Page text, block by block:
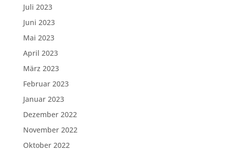
Juli 2023
Juni 2023
Mai 2023
April 2023
März 2023
Februar 2023
Januar 2023
Dezember 2022
November 2022
Oktober 2022